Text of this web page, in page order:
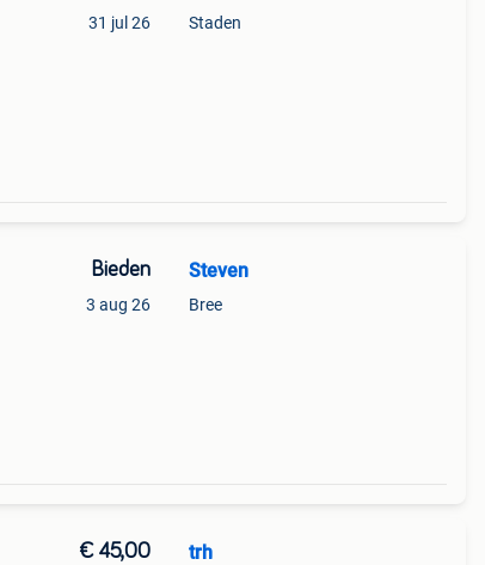
31 jul 26 Staden
Bieden
3 aug 26
Steven
Bree
€ 45,00 trh